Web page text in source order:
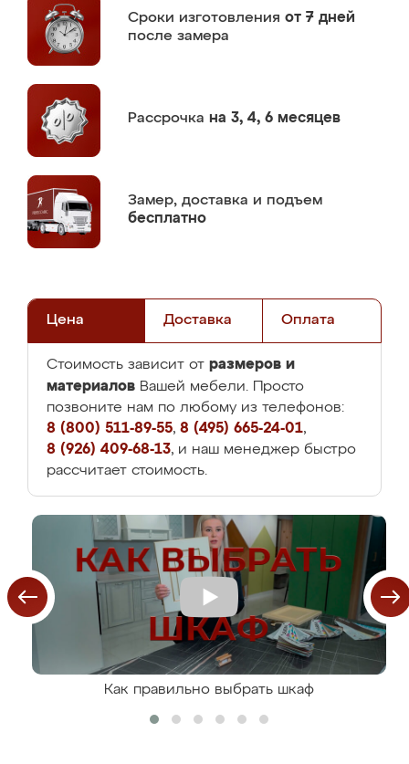
Сроки изготовления от 7 дней
после замера
Рассрочка на 3, 4, 6 месяцев
Замер, доставка и подъем
бесплатно
Цена Доставка Оплата
Стоимость зависит от размеров и
материалов Вашей мебели. Просто
позвоните нам по любому из телефонов:
8 (800) 511-89-55, 8 (495) 665-24-01,
8 (926) 409-68-13, и наш менеджер быстро
рассчитает стоимость.
Как правильно выбрать шкаф